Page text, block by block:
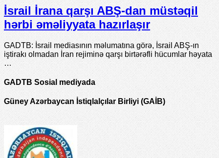
İsrail İrana qarşı ABŞ-dan müstəqil
hərbi əməliyyata hazırlaşır
GADTB: İsrail mediasının məlumatına görə, İsrail ABŞ-ın
iştirakı olmadan İran rejiminə qarşı birtərəfli hücumlar həyata
…
GADTB Sosial mediyada
Güney Azərbaycan İstiqlalçılar Birliyi (GAİB)